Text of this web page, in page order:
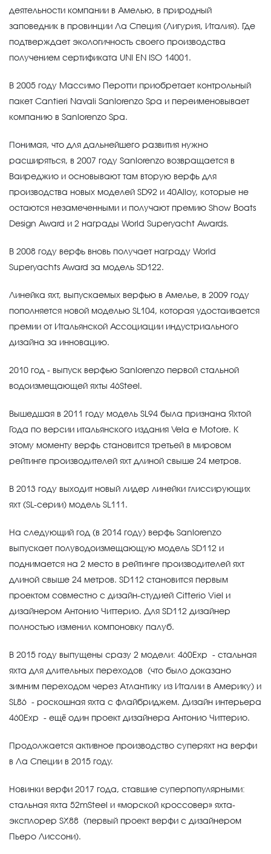
деятельности компании в Амелью, в природный
заповедник в провинции Ла Специя (Лигурия, Италия). Где
подтверждает экологичность своего производства
получением сертификата UNI EN ISO 14001.
В 2005 году Массимо Перотти приобретает контрольный
пакет Cantieri Navali Sanlorenzo Spa и переименовывает
компанию в Sanlorenzo Spa.
Понимая, что для дальнейшего развития нужно
расширяться, в 2007 году Sanlorenzo возвращается в
Ваиреджио и основывают там вторую верфь для
производства новых моделей SD92 и 40Alloy, которые не
остаются незамеченными и получают премию Show Boats
Design Award и 2 награды World Superyacht Awards.
В 2008 году верфь вновь получает награду World
Superyachts Award за модель SD122.
Линейка яхт, выпускаемых верфью в Амелье, в 2009 году
пополняется новой моделью SL104, которая удостаивается
премии от Итальянской Ассоциации индустриального
дизайна за инновацию.
2010 год - выпуск верфью Sanlorenzo первой стальной
водоизмещающей яхты 46Steel.
Вышедшая в 2011 году модель SL94 была признана Яхтой
Года по версии итальянского издания Vela e Motore. К
этому моменту верфь становится третьей в мировом
рейтинге производителей яхт длиной свыше 24 метров.
В 2013 году выходит новый лидер линейки глиссирующих
яхт (SL-серии) модель SL111.
На следующий год (в 2014 году) верфь Sanlorenzo
выпускает полуводоизмещающую модель SD112 и
поднимается на 2 место в рейтинге производителей яхт
длиной свыше 24 метров. SD112 становится первым
проектом совместно с дизайн-студией Citterio Viel и
дизайнером Антонио Читтерио. Для SD112 дизайнер
полностью изменил компоновку палуб.
В 2015 году выпущены сразу 2 модели: 460Exp - стальная
яхта для длительных переходов (что было доказано
зимним переходом через Атлантику из Италии в Америку) и
SL86 - роскошная яхта с флайбриджем. Дизайн интерьера
460Exp - ещё один проект дизайнера Антонио Читтерио.
Продолжается активное производство суперяхт на верфи
в Ла Специи в 2015 году.
Новинки верфи 2017 года, ставшие суперпопулярными:
стальная яхта 52mSteel и «морской кроссовер» яхта-
эксплорер SX88 (первый проект верфи с дизайнером
Пьеро Лиссони).